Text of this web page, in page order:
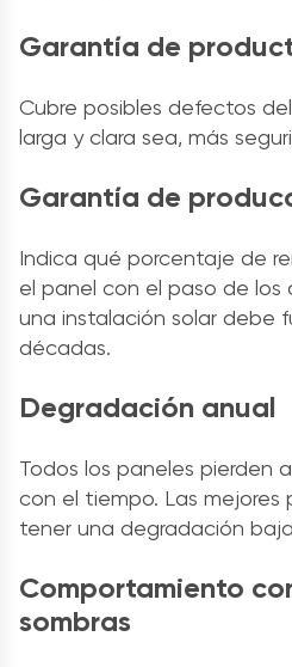
Garantía de
Cubre posibles defectos
larga y clara sea, más
Garantía de
Indica qué porcentaje de
el panel con el paso de los
una instalación solar debe
décadas.
Degradación anual
Todos los paneles pierden
con el tiempo. Las mejores
tener una degradación
Comportamiento
sombras